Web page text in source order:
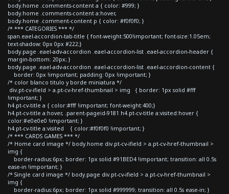
body.home .comments-content a { color: #999; }
body.home .comments-content a:hover,
body.home .comment-content p { color: #f0f0f0; }
/* *** CATEGORIES *** */
span.eael-accordion-tab-title { font-weight:500!important; font-size:1.05em;
text-shadow: 0px 0px #222;}
body.page .eael-adv-accordion .eael-accordion-list .eael-accordion-header {
margin-bottom: 20px; }
body.page .eael-adv-accordion .eael-accordion-list .eael-accordion-content {
border: 0px !important; padding: 0px !important; }
/* color blanco titulo y borde miniatura */
div.pt-cv-ifield > a.pt-cv-href-thumbnail > img { border: 1px solid #fff
!important; }
h4.pt-cv-title a { color:#fff !important; font-weight:400;}
h4.pt-cv-title a:hover, .parent-pageid-9181 h4.pt-cv-title a:visited:hover {
color:#e0e0e0 !important; }
h4.pt-cv-title a:visited { color:#f0f0f0 !important; }
/* *** CARDS GAMES *** */
/* Home card image */ body.home div.pt-cv-ifield > a.pt-cv-href-thumbnail >
img {
border-radius:6px; border: 1px solid #91BED4 !important; transition: all 0.5s
ease-in !important; }
/* Single card image */ body.page div.pt-cv-ifield > a.pt-cv-href-thumbnail >
img {
border-radius:6px; border: 1px solid #999999; transition: all 0.5s ease-in; }